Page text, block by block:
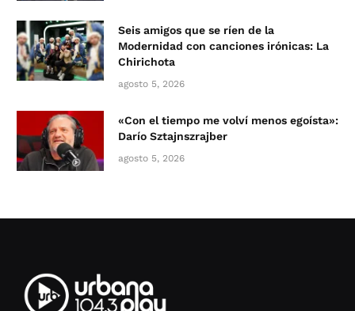
Seis amigos que se ríen de la
Modernidad con canciones irónicas: La
Chirichota
agosto 5, 2026
«Con el tiempo me volví menos egoísta»:
Darío Sztajnszrajber
agosto 5, 2026